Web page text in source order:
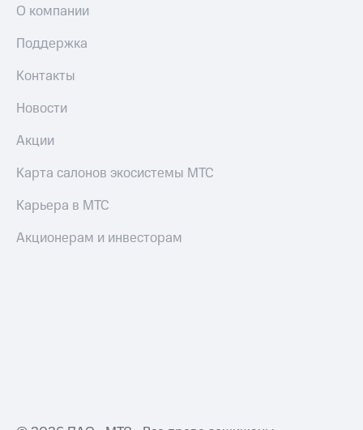
Все
О компании
Поддержка
Контакты
Новости
Акции
Карта салонов экосистемы МТС
Карьера в МТС
Акционерам и инвесторам